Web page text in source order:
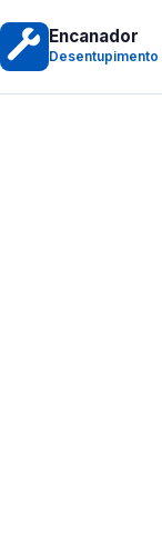
Encanador
Desentupimento